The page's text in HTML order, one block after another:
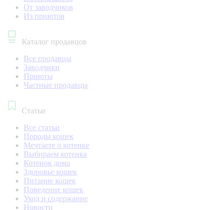
От заводчиков
Из приютов
Каталог продавцов
Все продавцы
Заводчики
Приюты
Частные продавцы
Статьи
Все статьи
Породы кошек
Мечтаете о котенке
Выбираем котенка
Котенок дома
Здоровье кошек
Питание кошек
Поведение кошек
Уход и содержание
Новости